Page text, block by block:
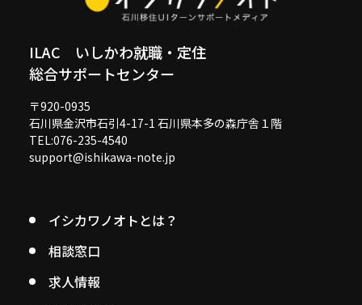
ILAC いしかわ就職・定住
総合サポートセンター
〒920-0935
石川県金沢市石引4-17-1 石川県本多の森庁舎１階
TEL:076-235-4540
support@ishikawa-note.jp
イシカワノオトとは？
相談窓口
求人情報